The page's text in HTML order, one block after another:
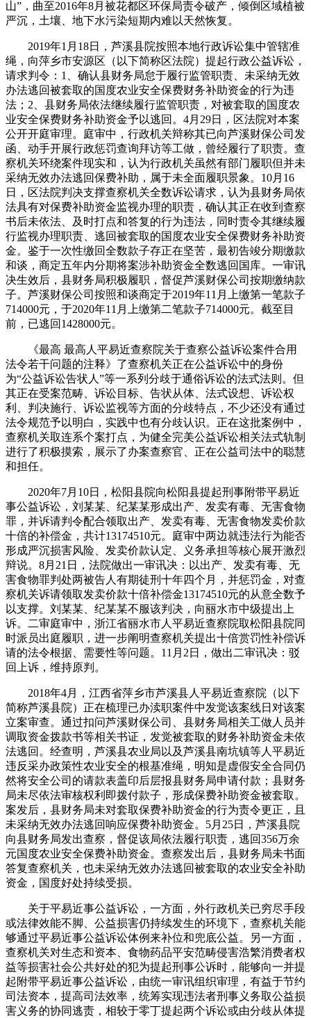
山”，曲至2016年8月被花都区环保局责令破产，倾倒区域植被
严沉，土壤、地下水污染短期内难以天然恢复。
2019年1月18日，芦溪县院按照本地行政诉讼集中管辖准
绳，向萍乡市安源区（以下简称区法院）提起行政公益诉讼，
请求判令：1、确认县财务局怠于履行监管职责、未采纳无效
办法逃回被套取的国度农业安全保费财务补助资金的行为违
法；2、县财务局依法继续履行监管职责，对被套取的国度农
业安全保费财务补助资金予以逃回。4月29日，区法院对本案
公开开庭审理。庭审中，行政机关辩称其已向芦溪财保公司发
函、动手开展行政惩罚查询拜访等工做，曾经履行了职责。查
察机关环绕案件现实和，认为行政机关虽然有部门履职但并未
采纳无效办法逃回保费补助，属于未全面履职景象。10月16
日，区法院判决支撑查察机关全数诉讼请求，认为县财务局依
法具有对保费补助资金监视办理的职责，确认其正在收到查察
书后未依法、及时打点和答复的行为违法，同时责令其继续履
行监视办理职责、逃回被套取的国度农业安全保费财务补助资
金。鉴于一次性缴回全数款子存正在坚苦，最初告竣分期缴款
和谈，商定五年内分期将案涉补助资金全数逃回国库。一审讯
决生效后，县财务局积极履职，督促芦溪财保公司按期缴纳款
子。芦溪财保公司按照和谈商定于2019年11月上缴第一笔款子
714000元，于2020年11月上缴第二笔款子714000元。截至目
前，已逃回1428000元。
《最高 最高人平易近查察院关于查察公益诉讼案件合用
法令若干问题的注释》了查察机关正在公益诉讼中的身份
为“公益诉讼告状人”等一系列分歧于通俗诉讼的法式法则。但
其正在受案范畴、诉讼目标、告状从体、法式设想、诉讼权
利、判决施行、诉讼监视等方面的分歧特点，不少还没有通过
法令规范予以明白，实践中也有分歧认识。正在这批案例中，
查察机关取连系个案打点，为健全完美公益诉讼相关法式轨制
进行了积极摸索，展示了办案查察官、正在公益司法中的聪慧
和担任。
2020年7月10日，松阳县院向松阳县提起刑事附带平易近
事公益诉讼，刘某某、纪某某形成出产、发卖有毒、无害食物
罪，并诉请判令配合领取出产、发卖有毒、无害食物发卖价款
十倍的补偿金，共计13174510元。庭审中两边就违法行为能否
形成严沉损害风险、发卖价款认定、义务承担等核心展开激烈
辩说。8月21日，法院做出一审讯决：以出产、发卖有毒、无
害食物罪判处两被告人有期徒刑十年四个月，并惩罚金，对查
察机关诉请领取发卖价款十倍补偿金13174510元的从意全数予
以支撑。刘某某、纪某某不服该判决，向丽水市中级提出上
诉。二审庭审中，浙江省丽水市人平易近查察院取松阳县院同
时派员出庭履职，进一步阐明查察机关提出十倍赏罚性补偿诉
请的法令根据、需要性等问题。11月2日，做出二审讯决：驳
回上诉，维持原判。
2018年4月，江西省萍乡市芦溪县人平易近查察院（以下
简称芦溪县院）正在梳理已办渎职案件中发觉该案线日对该案
立案审查。通过扣问芦溪财保公司、县财务局相关工做人员并
调取资金拨款书等相关书证，发觉被套取的财务补助资金未依
法逃回。经查明，芦溪县农业局以及芦溪县南坑镇等人平易近
违反采办政策性农业安全的根基准绳，明知是虚假安全合同仍
然将安全公司的请款表盖印后层报县财务局申请付款；县财务
局未尽依法审核权利即拨付款子，形成保费补助资金被套取。
案发后，县财务局未对套取保费补助资金的行为责令更正，且
未采纳无效办法逃回响应保费补助资金。5月25日，芦溪县院
向县财务局发出查察，督促该局依法履行职责，逃回356万余
元国度农业安全保费补助资金。查察发出后，县财务局未书面
答复查察机关，也未采纳无效办法逃回被套取的农业安全补助
资金，国度好处持续受损。
关于平易近事公益诉讼，一方面，外行政机关已穷尽手段
或法律效能不脚、公益损害仍持续发生的环境下，查察机关能
够通过平易近事公益诉讼体例来补位和兜底公益。另一方面，
查察机关对生态和资本、食物药品平安范畴侵害浩繁消费者权
益等损害社会公共好处的犯为提起刑事公诉时，能够向一并提
起附带平易近事公益诉讼，由统一审讯组织审理，有益于节约
司法资本，提高司法效率，统筹实现违法者刑事义务取公益损
害义务的协同逃责，相较于零丁提起两个诉讼或由分歧从体提